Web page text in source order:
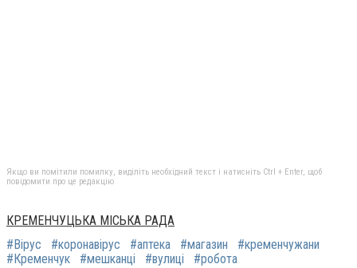
Якщо ви помітили помилку, виділіть необхідний текст і натисніть Ctrl + Enter, щоб
повідомити про це редакцію
КРЕМЕНЧУЦЬКА МІСЬКА РАДА
#Вірус
#коронавірус #аптека #магазин
#кременчужани
#Кременчук
#мешканці #вулиці #робота